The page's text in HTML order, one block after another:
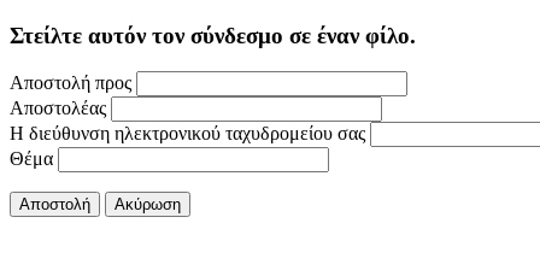
Στείλτε αυτόν τον σύνδεσμο σε έναν φίλο.
Αποστολή προς
Αποστολέας
Η διεύθυνση ηλεκτρονικού ταχυδρομείου σας
Θέμα